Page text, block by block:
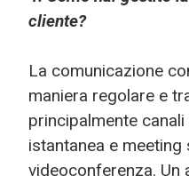
cliente?
La comunicazione
maniera regolare e
principalmente
istantanea e
videoconferenza.